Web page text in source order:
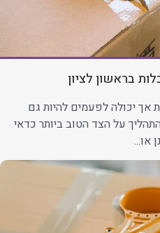
בראשון לציון
אך יכולה לפעמים להיות גם
על הצד הטוב ביותר כדאי
או...